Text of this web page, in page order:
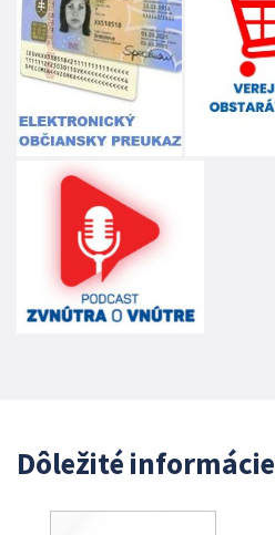
Dôležité informácie